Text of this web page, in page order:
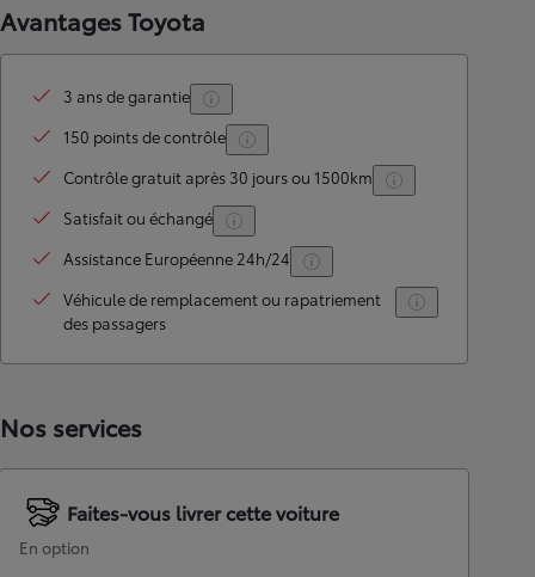
Avantages Toyota
3 ans de garantie
150 points de contrôle
Contrôle gratuit après 30 jours ou 1500km
Satisfait ou échangé
Assistance Européenne 24h/24
Véhicule de remplacement ou rapatriement
des passagers
Nos services
Faites-vous livrer cette voiture
En option